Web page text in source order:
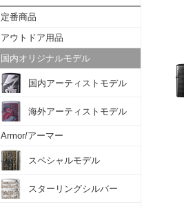
定番商品
アウトドア用品
国内オリジナルモデル
国内アーティストモデル
海外アーティストモデル
Armor/アーマー
スペシャルモデル
スターリングシルバー